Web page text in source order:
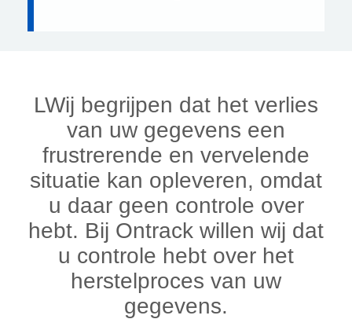
LWij begrijpen dat het verlies
van uw gegevens een
frustrerende en vervelende
situatie kan opleveren, omdat
u daar geen controle over
hebt. Bij Ontrack willen wij dat
u controle hebt over het
herstelproces van uw
gegevens.